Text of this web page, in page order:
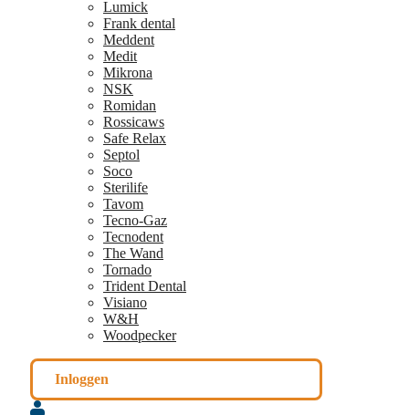
Lumick
Frank dental
Meddent
Medit
Mikrona
NSK
Romidan
Rossicaws
Safe Relax
Septol
Soco
Sterilife
Tavom
Tecno-Gaz
Tecnodent
The Wand
Tornado
Trident Dental
Visiano
W&H
Woodpecker
Inloggen